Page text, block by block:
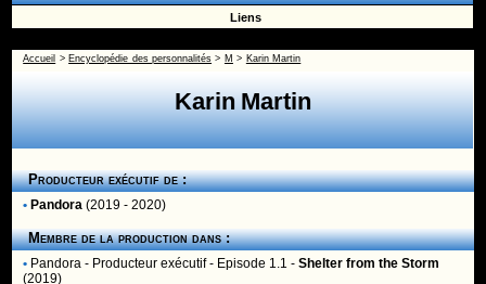
Liens
Accueil > Encyclopédie des personnalités > M > Karin Martin
Karin Martin
Producteur exécutif de :
• Pandora (2019 - 2020)
Membre de la production dans :
• Pandora - Producteur exécutif - Episode 1.1 -Shelter from the Storm
(2019)